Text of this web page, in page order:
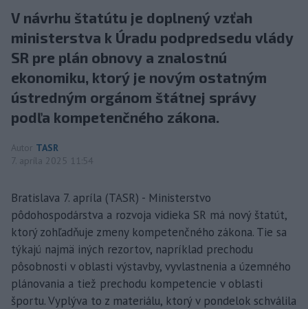
V návrhu štatútu je doplnený vzťah
ministerstva k Úradu podpredsedu vlády
SR pre plán obnovy a znalostnú
ekonomiku, ktorý je novým ostatným
ústredným orgánom štátnej správy
podľa kompetenčného zákona.
Autor TASR
7. apríla 2025 11:54
Bratislava 7. apríla (TASR) - Ministerstvo
pôdohospodárstva a rozvoja vidieka SR má nový štatút,
ktorý zohľadňuje zmeny kompetenčného zákona. Tie sa
týkajú najmä iných rezortov, napríklad prechodu
pôsobnosti v oblasti výstavby, vyvlastnenia a územného
plánovania a tiež prechodu kompetencie v oblasti
športu. Vyplýva to z materiálu, ktorý v pondelok schválila